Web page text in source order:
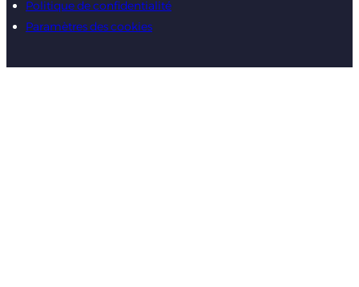
Politique de confidentialité
Paramètres des cookies